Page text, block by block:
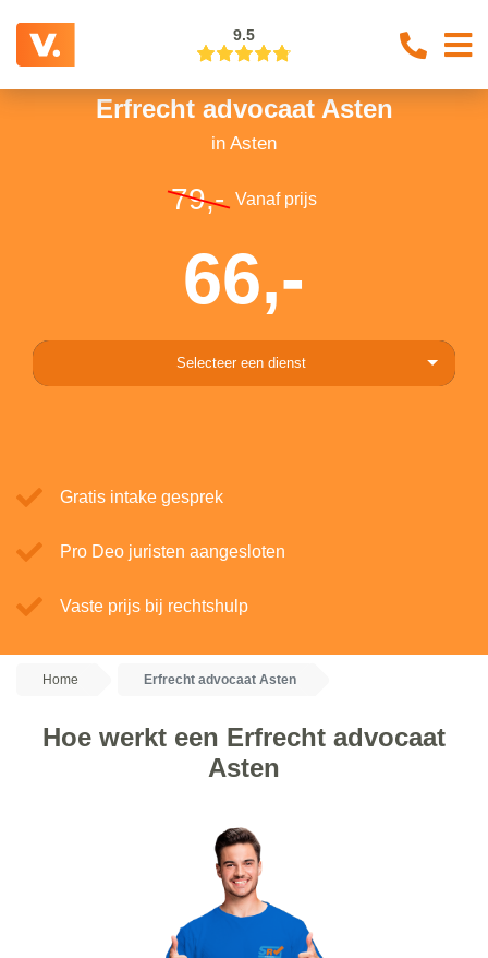
9.5
Erfrecht advocaat Asten
in Asten
79,- Vanaf prijs
66,-
Selecteer een dienst
Gratis intake gesprek
Pro Deo juristen aangesloten
Vaste prijs bij rechtshulp
Home Erfrecht advocaat Asten
Hoe werkt een Erfrecht advocaat
Asten